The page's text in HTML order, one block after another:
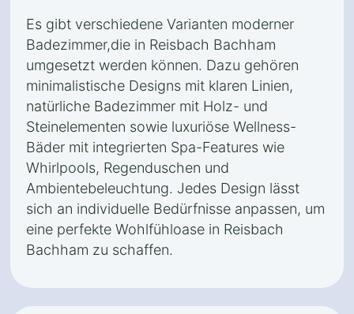
Es gibt verschiedene Varianten moderner
Badezimmer,die in Reisbach Bachham
umgesetzt werden können. Dazu gehören
minimalistische Designs mit klaren Linien,
natürliche Badezimmer mit Holz- und
Steinelementen sowie luxuriöse Wellness-
Bäder mit integrierten Spa-Features wie
Whirlpools, Regenduschen und
Ambientebeleuchtung. Jedes Design lässt
sich an individuelle Bedürfnisse anpassen, um
eine perfekte Wohlfühloase in Reisbach
Bachham zu schaffen.